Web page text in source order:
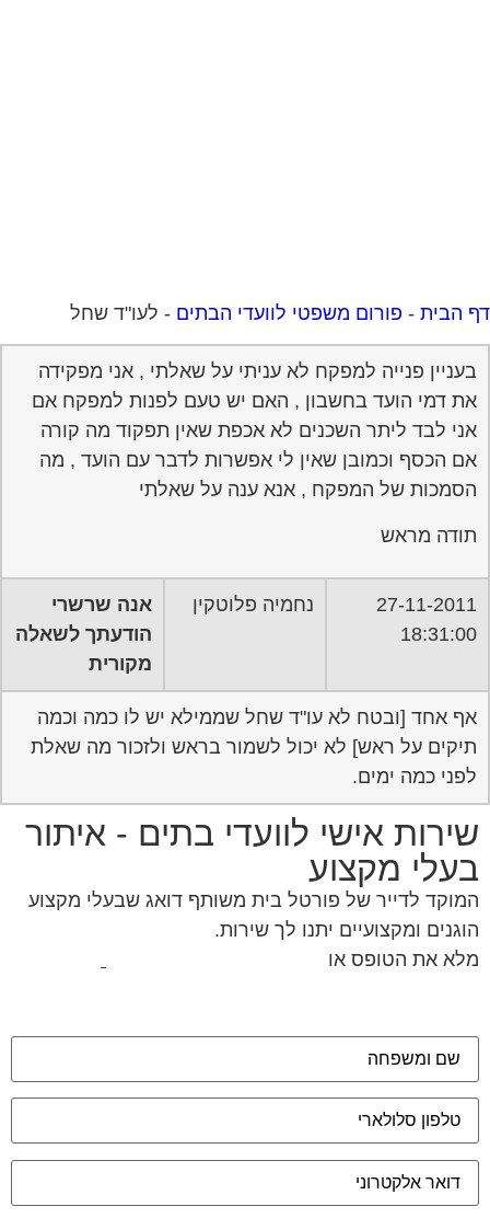
הבית-פורום משפטי לוועדי הבתים-לעו"ד שחל
בעניין פנייה למפקח לא עניתי על שאלתי , אני מפקידה
את דמי הועד בחשבון , האם יש טעם לפנות למפקח אם
אני לבד ליתר השכנים לא אכפת שאין תפקוד מה קורה
אם הכסף וכמובן שאין לי אפשרות לדבר עם הועד , מה
הסמכות של המפקח , אנא ענה על שאלתי
תודה מראש
27-11-2011
18:31:00
נחמיה פלוטקין
אנה שרשרי
הודעתך לשאלה
מקורית
אף אחד [ובטח לא עו"ד שחל שממילא יש לו כמה וכמה
תיקים על ראש] לא יכול לשמור בראש ולזכור מה שאלת
לפני כמה ימים.
שירות אישי לוועדי בתים - איתור
בעלי מקצוע
המוקד לדייר של פורטל בית משותף דואג שבעלי מקצוע
הוגנים ומקצועיים יתנו לך שירות.
מלא את הטופס אולחץ לשליחת הודעת ווצאפ